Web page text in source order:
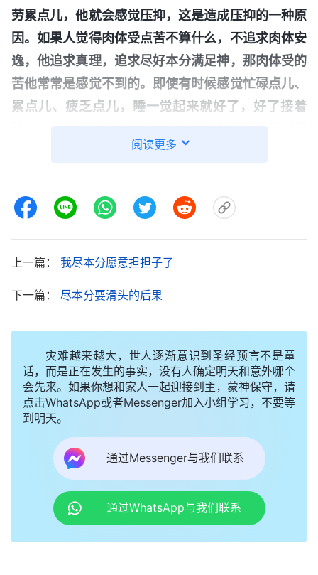
劳累点儿，他就会感觉压抑，这是造成压抑的一种原
因。如果人觉得肉体受点苦不算什么，不追求肉体安
逸，他追求真理，追求尽好本分满足神，那肉体受的
苦他常常是感觉不到的。即使有时候感觉忙碌点儿、
累点儿、疲乏点儿，睡一觉起来就好了，好了接着
不算什么。但是，人的思想一旦出了问题，总想追求
些负面情绪就产生了。”《话・卷六 关于追求真理・怎
样追求真理（五）》
不管交代给他什么工作，是重要
的还是一般的，是有难度的还是简单的，他都应付糊
弄、偷奸耍滑，出了问题还想推卸责任，什么责任都
不担，还想继续过寄生虫的生活，这是不是没用的废
年了就得靠自己养活自己，父母的责任已经尽完了，
即使父母愿意养活他，他心里也不会平安，应该能意
识到父母养育儿女的使命已经完成了，自己已是成年
人了，又不是残疾人，应该能独立生活了，这是不是
一个成年人起码该有的理智啊？如果真有理智就不可
能继续啃老了，他怕人笑话，失去脸面。那好逸恶劳
的人有没有理智？
（没有。）
他总想不劳而获，总想
什么责任也不尽，天上掉馅饼直接掉到嘴里，总想一
点活儿不干就享受一日三餐，就有人伺候，就能吃好
的喝好的，这是不是寄生虫的思想？属于寄生虫的人
阅读更多
上一篇： 我尽本分愿意担担子了
下一篇： 尽本分耍滑头的后果
灾难越来越大，世人逐渐意识到圣经预言不是童
话，而是正在发生的事实，没有人确定明天和意外哪个
会先来。如果你想和家人一起迎接到主，蒙神保守，请
点击WhatsApp或者Messenger加入小组学习，不要等
到明天。
通过Messenger与我们联系
通过WhatsApp与我们联系